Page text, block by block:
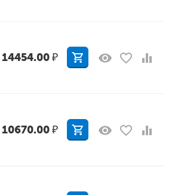
14454.00₽
10670.00₽